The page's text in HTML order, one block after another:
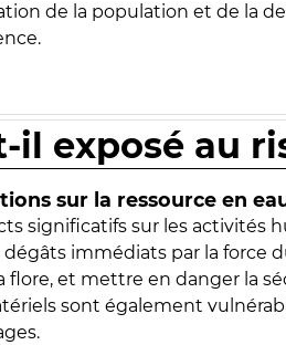
de la population et de la
il exposé au
sur la ressource en
significatifs sur les activités
immédiats par la force
flore, et mettre en danger la
sont également